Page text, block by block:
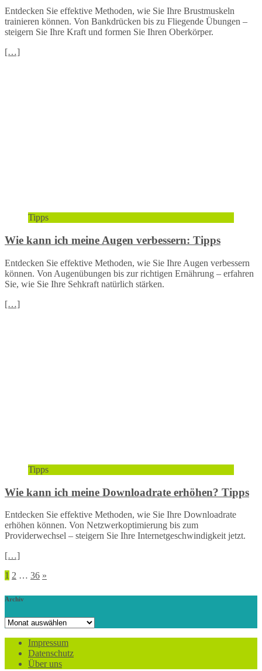
Entdecken Sie effektive Methoden, wie Sie Ihre Brustmuskeln
trainieren können. Von Bankdrücken bis zu Fliegende Übungen –
steigern Sie Ihre Kraft und formen Sie Ihren Oberkörper.
[…]
Tipps
Wie kann ich meine Augen verbessern: Tipps
Entdecken Sie effektive Methoden, wie Sie Ihre Augen verbessern
können. Von Augenübungen bis zur richtigen Ernährung – erfahren
Sie, wie Sie Ihre Sehkraft natürlich stärken.
[…]
Tipps
Wie kann ich meine Downloadrate erhöhen? Tipps
Entdecken Sie effektive Methoden, wie Sie Ihre Downloadrate
erhöhen können. Von Netzwerkoptimierung bis zum
Providerwechsel – steigern Sie Ihre Internetgeschwindigkeit jetzt.
[…]
Seitennummerierung
der
1 2 … 36 »
Archiv
Archiv
Impressum
Datenschutz
Über uns